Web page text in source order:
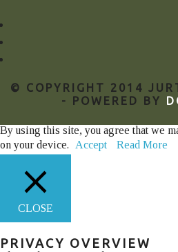
© COPYRIGHT 2014
- POWERED BY
By using this site, you agree that we
on your device.
Accept Read More
CLOSE
PRIVACY OVERVIEW